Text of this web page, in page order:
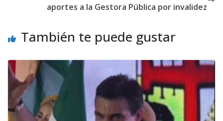
aportes a la Gestora Pública por invalidez
También te puede gustar